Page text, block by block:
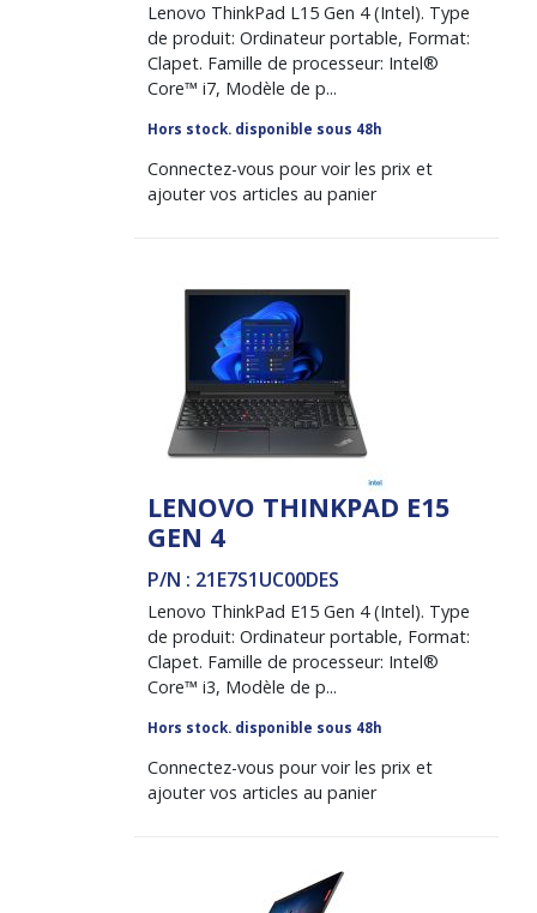
Lenovo ThinkPad L15 Gen 4 (Intel). Type
de produit: Ordinateur portable, Format:
Clapet. Famille de processeur: Intel®
Core™ i7, Modèle de p...
Hors stock. disponible sous 48h
Connectez-vous pour voir les prix et
ajouter vos articles au panier
LENOVO THINKPAD E15
GEN 4
P/N : 21E7S1UC00DES
Lenovo ThinkPad E15 Gen 4 (Intel). Type
de produit: Ordinateur portable, Format:
Clapet. Famille de processeur: Intel®
Core™ i3, Modèle de p...
Hors stock. disponible sous 48h
Connectez-vous pour voir les prix et
ajouter vos articles au panier